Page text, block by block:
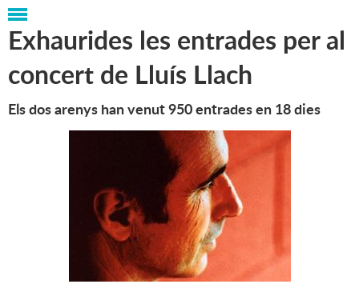
Exhaurides les entrades per al
concert de Lluís Llach
Els dos arenys han venut 950 entrades en 18 dies